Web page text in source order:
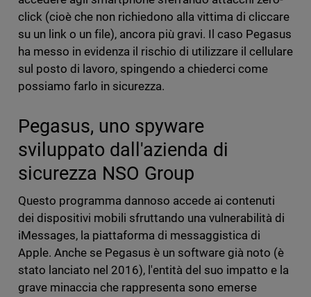
click (cioè che non richiedono alla vittima di cliccare
su un link o un file), ancora più gravi. Il caso Pegasus
ha messo in evidenza il rischio di utilizzare il cellulare
sul posto di lavoro, spingendo a chiederci come
possiamo farlo in sicurezza.
Pegasus, uno spyware
sviluppato dall'azienda di
sicurezza NSO Group
Questo programma dannoso accede ai contenuti
dei dispositivi mobili sfruttando una vulnerabilità di
iMessages, la piattaforma di messaggistica di
Apple. Anche se Pegasus è un software già noto (è
stato lanciato nel 2016), l'entità del suo impatto e la
grave minaccia che rappresenta sono emerse